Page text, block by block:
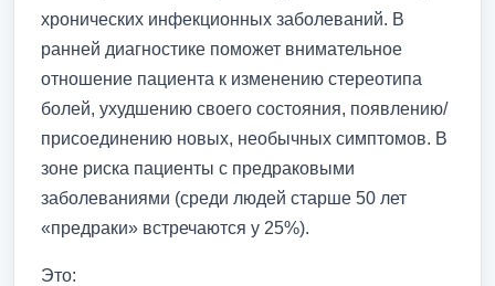
хронических инфекционных заболеваний. В
ранней диагностике поможет внимательное
отношение пациента к изменению стереотипа
болей, ухудшению своего состояния, появлению/
присоединению новых, необычных симптомов. В
зоне риска пациенты с предраковыми
заболеваниями (среди людей старше 50 лет
«предраки» встречаются у 25%).
Это: